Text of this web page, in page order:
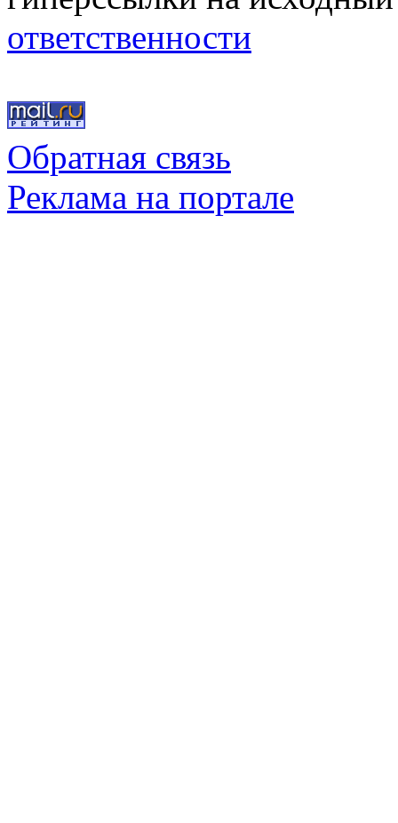
ответственности
Обратная связь
Реклама на портале